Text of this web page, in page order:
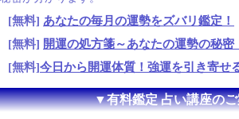
[無料] あなたの毎月の運勢をズバリ鑑定！
[無料] 開運の処方箋～あなたの運勢の秘密
[無料]今日から開運体質！強運を引き寄せ
▼有料鑑定 占い講座の